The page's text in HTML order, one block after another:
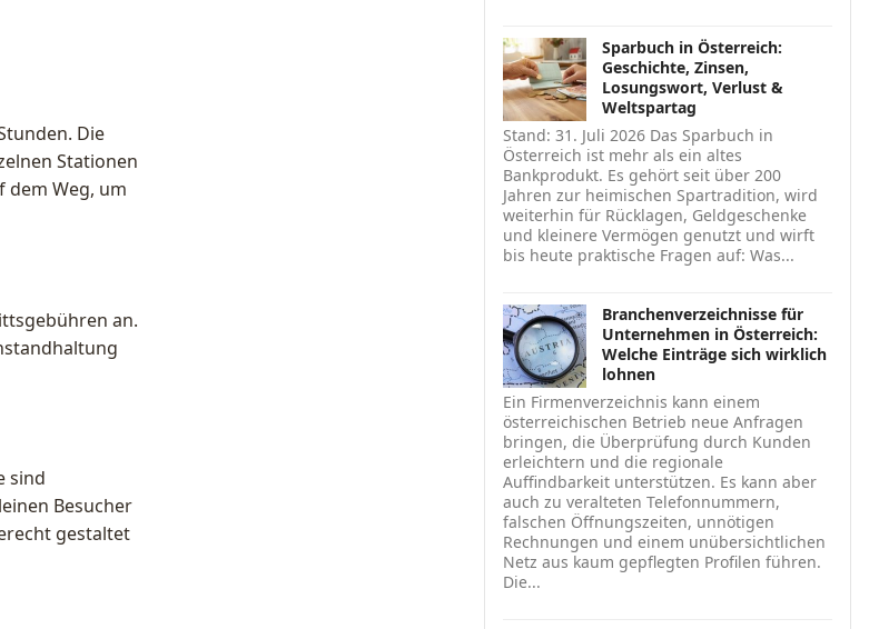
Die
Stationen
dem Weg, um
an.
sind
Besucher
gestaltet
Sparbuch in Österreich:
Geschichte, Zinsen,
Losungswort, Verlust &
Weltspartag
Stand: 31. Juli 2026 Das Sparbuch in
Österreich ist mehr als ein altes
Bankprodukt. Es gehört seit über 200
Jahren zur heimischen Spartradition, wird
weiterhin für Rücklagen, Geldgeschenke
und kleinere Vermögen genutzt und wirft
bis heute praktische Fragen auf: Was...
Branchenverzeichnisse für
Unternehmen in Österreich:
Welche Einträge sich wirklich
lohnen
Ein Firmenverzeichnis kann einem
österreichischen Betrieb neue Anfragen
bringen, die Überprüfung durch Kunden
erleichtern und die regionale
Auffindbarkeit unterstützen. Es kann aber
auch zu veralteten Telefonnummern,
falschen Öffnungszeiten, unnötigen
Rechnungen und einem unübersichtlichen
Netz aus kaum gepflegten Profilen führen.
Die...